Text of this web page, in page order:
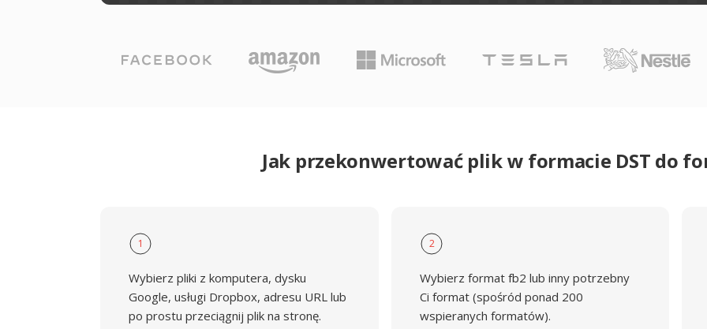
Jak przekonwertować plik w formacie DST do
1
Wybierz pliki z komputera, dysku
Google, usługi Dropbox, adresu URL lub
po prostu przeciągnij plik na stronę.
2
Wybierz format fb2 lub inny potrzebny
Ci format (spośród ponad 200
wspieranych formatów).